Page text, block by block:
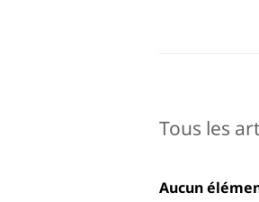
Tous les
Aucun